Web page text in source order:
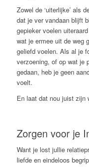
Zowel de ‘uiterlijke’ als
dat je ver vandaan blijft
gepieker voelen
wat je ermee uit de weg
geliefd voelen. Als al je
verzoening, of op wat je
gedaan, heb je geen
voelt.
En laat dat nou juist zijn
Zorgen voor je
Want je lost jullie
liefde en eindeloos